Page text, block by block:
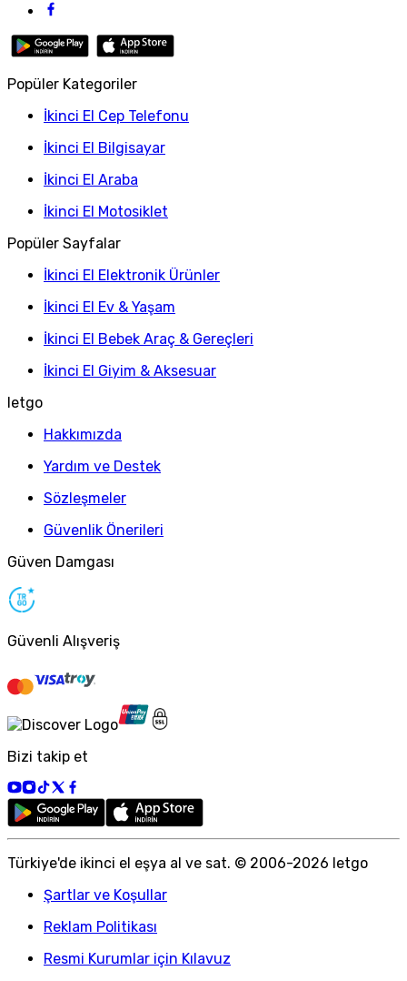
Popüler Kategoriler
İkinci El Cep Telefonu
İkinci El Bilgisayar
İkinci El Araba
İkinci El Motosiklet
Popüler Sayfalar
İkinci El Elektronik Ürünler
İkinci El Ev & Yaşam
İkinci El Bebek Araç & Gereçleri
İkinci El Giyim & Aksesuar
letgo
Hakkımızda
Yardım ve Destek
Sözleşmeler
Güvenlik Önerileri
Güven Damgası
Güvenli Alışveriş
Bizi takip et
Türkiye'de ikinci el eşya al ve sat. © 2006-2026 letgo
Şartlar ve Koşullar
Reklam Politikası
Resmi Kurumlar için Kılavuz